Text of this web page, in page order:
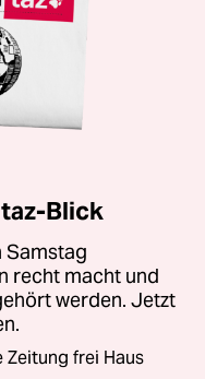
Blick
Samstag
recht macht und
werden. Jetzt
frei Haus